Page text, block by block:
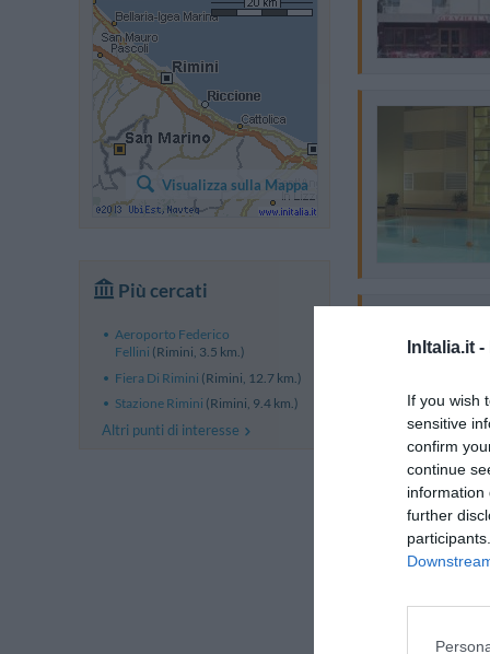
InItalia.it -
If you wish
sensitive
confirm
continue
information
further
Visualizza sulla Mappa
Più cercati
Aeroporto Federico
Fellini (Rimini, 3.5 km.)
Fiera Di Rimini (Rimini, 12.7 km.)
Stazione Rimini (Rimini, 9.4 km.)
Altri punti di interesse